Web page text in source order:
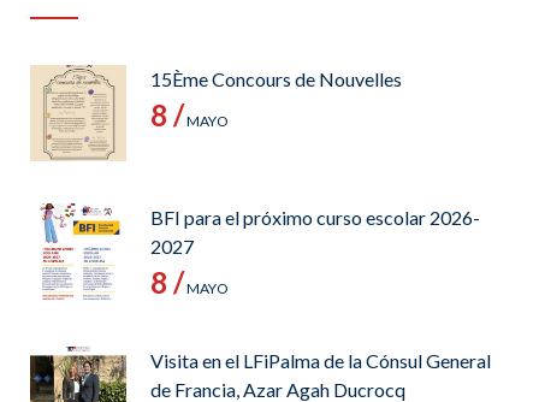
15Ème Concours de Nouvelles
8 /MAYO
BFI para el próximo curso escolar 2026-
2027
8 /MAYO
Visita en el LFiPalma de la Cónsul General
de Francia, Azar Agah Ducrocq